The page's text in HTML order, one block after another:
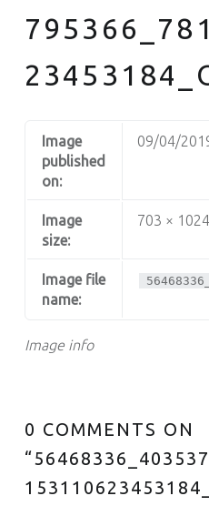
Image info
Image
published
on:
09/04/
Image
size:
703 ×
Image file
name:
0 COMMENTS ON
“